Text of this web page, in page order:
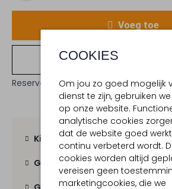
COOKIES
Om jou zo goed mogelijk
dienst te zijn, gebruiken
op onze website.
analytische cookies
dat de website goed
continu verbeterd wordt.
cookies worden altijd
vereisen geen
marketingcookies, die we
Voeg toe
Bekijk
Reserveer direct in een van onze 19
Kies zelf je bezorgmoment
Gratis verzendingvanaf € 100,-